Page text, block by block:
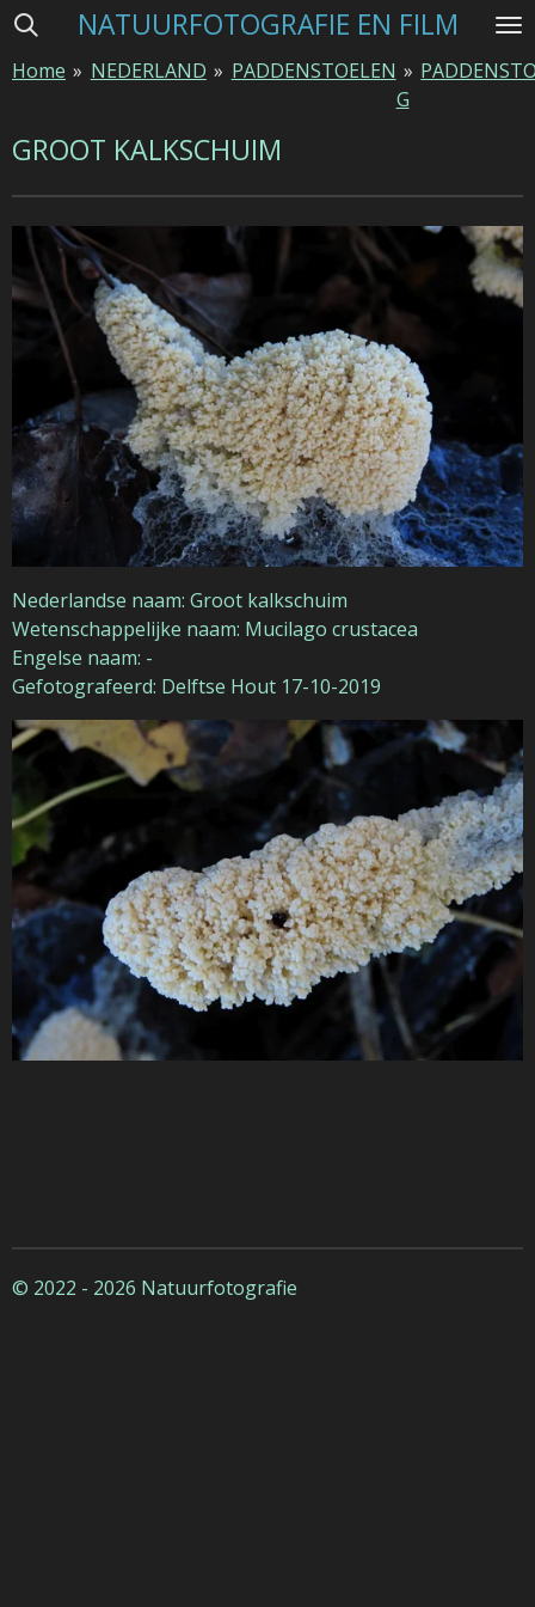
Ga
naar
hoofdinhoud
NATUURFOTOGRAFIE EN FILM
Home » NEDERLAND » PADDENSTOELEN »
G
GROOT KALKSCHUIM
Nederlandse naam: Groot kalkschuim
Wetenschappelijke naam: Mucilago crustacea
Engelse naam: -
Gefotografeerd: Delftse Hout 17-10-2019
© 2022 - 2026 Natuurfotografie